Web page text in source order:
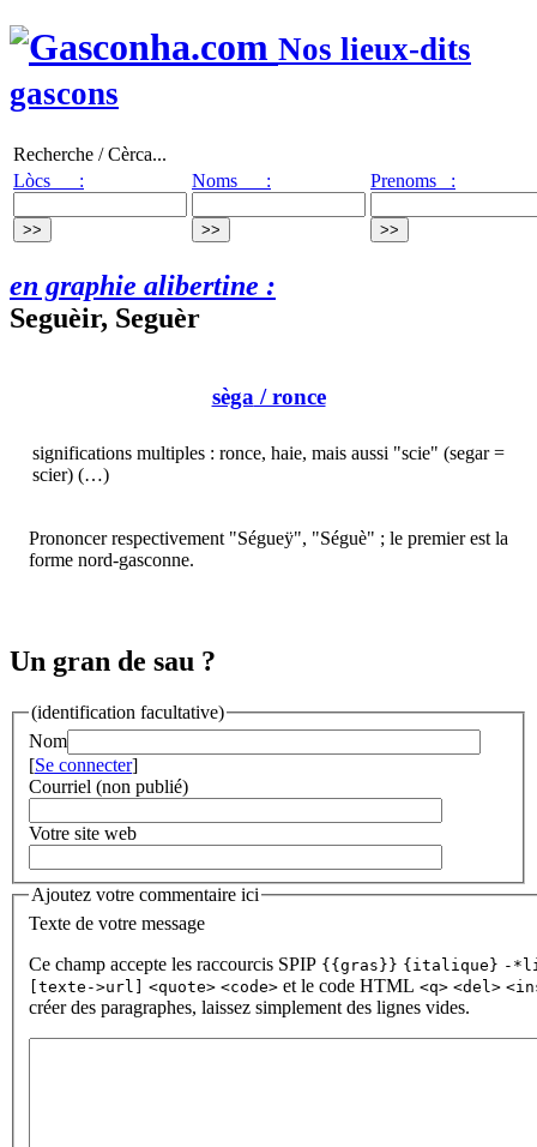
Nos lieux-dits
gascons
Recherche / Cèrca...
Lòcs :
Noms : Prenoms :
en graphie alibertine :
Seguèir, Seguèr
sèga/ ronce
significations multiples : ronce, haie, mais aussi "scie" (segar =
scier) (…)
Prononcer respectivement "Ségueÿ", "Séguè" ; le premier est la
forme nord-gasconne.
Un gran de sau ?
(identification facultative)
Nom
[Se connecter]
Courriel (non publié)
Votre site web
Ajoutez votre commentaire ici
Texte de votre message
Ce champ accepte les raccourcis SPIP {{gras}} {italique} -
[texte->url] <quote> <code> et le code HTML <q> <del>
créer des paragraphes, laissez simplement des lignes vides.